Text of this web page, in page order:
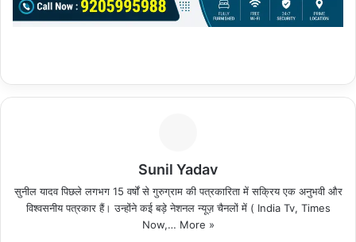
Sunil Yadav
सुनील यादव पिछले लगभग 15 वर्षों से गुरुग्राम की पत्रकारिता में सक्रिय एक अनुभवी और
विश्वसनीय पत्रकार हैं। उन्होंने कई बड़े नेशनल न्यूज़ चैनलों में ( India Tv, Times
Now,… More »